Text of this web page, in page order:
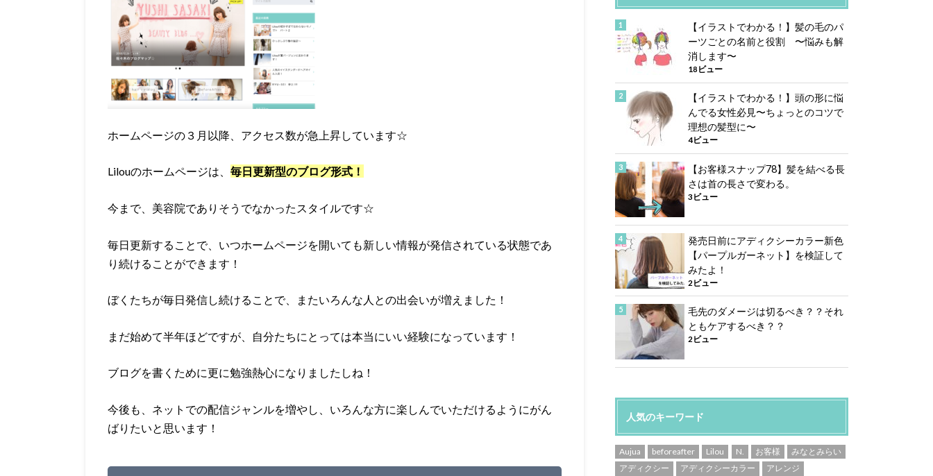
ホームページの３月以降、アクセス数が急上昇しています☆
Lilouのホームページは、 毎日更新型のブログ形式！
今まで、美容院でありそうでなかったスタイルです☆
毎日更新することで、いつホームページを開いても新しい情報が発信されている状態であ
り続けることができます！
ぼくたちが毎日発信し続けることで、またいろんな人との出会いが増えました！
まだ始めて半年ほどですが、自分たちにとっては本当にいい経験になっています！
ブログを書くために更に勉強熱心になりましたしね！
今後も、ネットでの配信ジャンルを増やし、いろんな方に楽しんでいただけるようにがん
ばりたいと思います！
【イラストでわかる！】髪の毛のパ
ーツごとの名前と役割 〜悩みも解
消します〜
18ビュー
【イラストでわかる！】頭の形に悩
んでる女性必見〜ちょっとのコツで
理想の髪型に〜
4ビュー
【お客様スナップ78】髪を結べる長
さは首の長さで変わる。
3ビュー
発売日前にアディクシーカラー新色
【パープルガーネット】を検証して
みたよ！
2ビュー
毛先のダメージは切るべき？？それ
ともケアするべき？？
2ビュー
人気のキーワード
Aujua beforeafter Lilou N. お客様
みなとみらい
アディクシー
アディクシーカラー アレンジ